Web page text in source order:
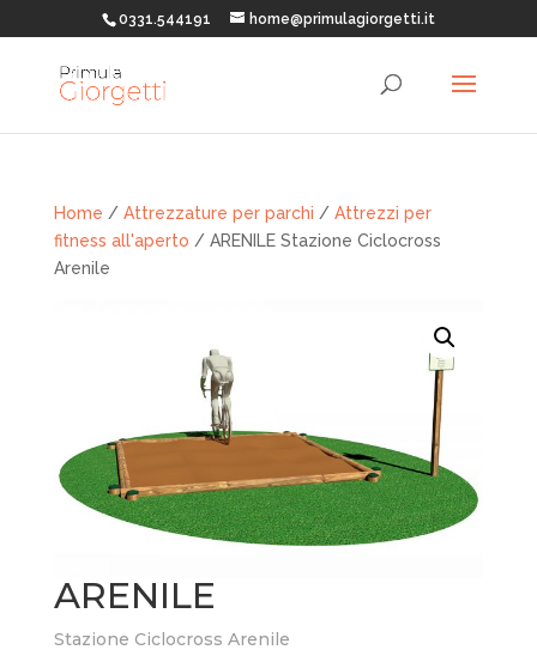
0331.544191 home@primulagiorgetti.it
Home / Attrezzature per parchi / Attrezzi per
fitness all'aperto / ARENILE Stazione Ciclocross
Arenile
ARENILE
Stazione Ciclocross Arenile